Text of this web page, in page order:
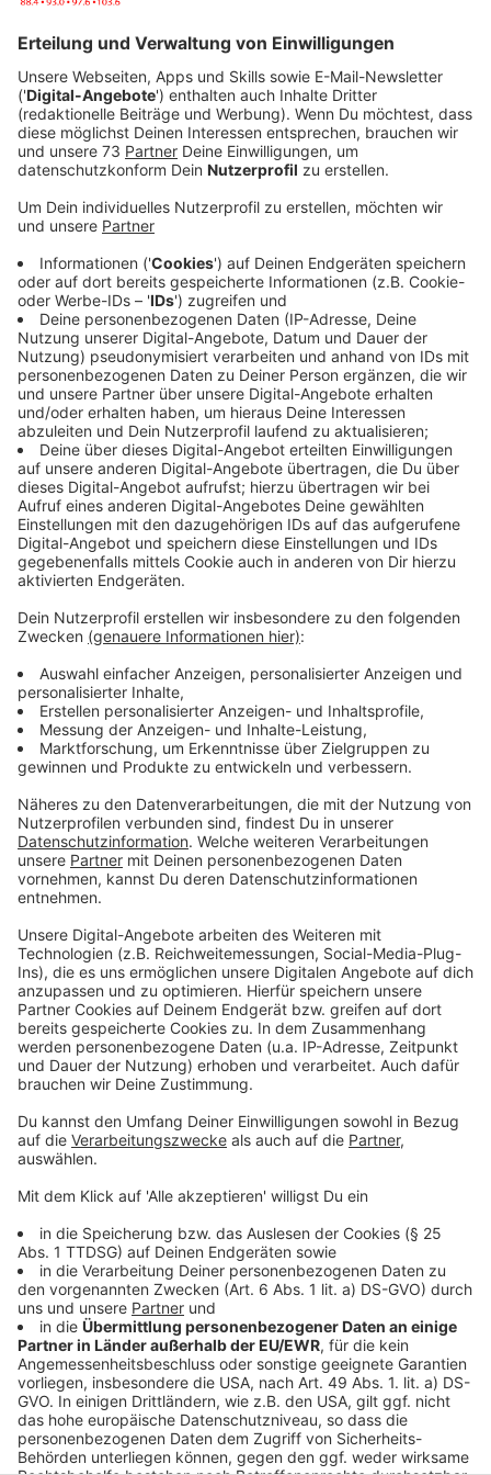
Anzeige
Freizeitaktivitäten von Kindern und
Jugendlichen im Westmünsterland: Deine
Meinung zählt!
Anzeige
Das Kreisjugendamt Borken möchte mehr über die
Freizeitgestaltung von Kindern und Jugendlichen
erfahren, um die zukünftige Kinder- und
Jugendförderung besser planen zu können. Dazu
wurde eine digitale Umfrage gestartet, an der sich alle
Kinder und Jugendlichen aus dem Kreisgebiet
beteiligen können. Die Umfrage läuft noch bis zum 23.
November 2025.
Anzeige
Was wird gefragt?
Anzeige
Welche Hobbys habt ihr?
Was wünscht ihr euch für eure
Freizeitgestaltung?
Die Ergebnisse der Umfrage sollen dabei helfen, die
Angebote für Kinder und Jugendliche im Kreis Borken
gezielt zu verbessern.
Anzeige
Jetzt mitmachen!
Anzeige
Die Teilnahme ist einfach und schnell
Nutzt die Gelegenheit, eure Wünsche und Ideen
Anzeige
Anzeige